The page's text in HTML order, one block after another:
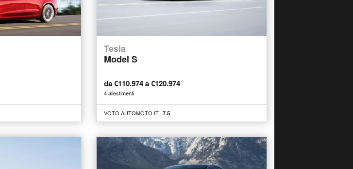
Tesla
Model S
da €110.974 a €120.974
4 allestimenti
VOTO AUTOMOTO.IT 7.5